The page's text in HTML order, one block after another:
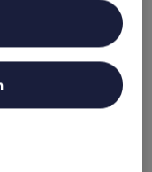
von Inhalten,
von